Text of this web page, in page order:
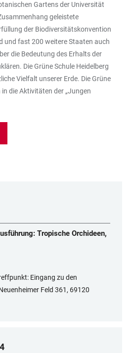
Gartens der Universität
geleistete
der Biodiversitätskonvention
und fast 200 weitere Staaten auch
die Bedeutung des Erhalts der
Die Grüne Schule Heidelberg
Vielfalt unserer Erde. Die Grüne
die Aktivitäten der „Jungen
Tropische Orchideen,
Eingang zu den
Feld 361, 69120